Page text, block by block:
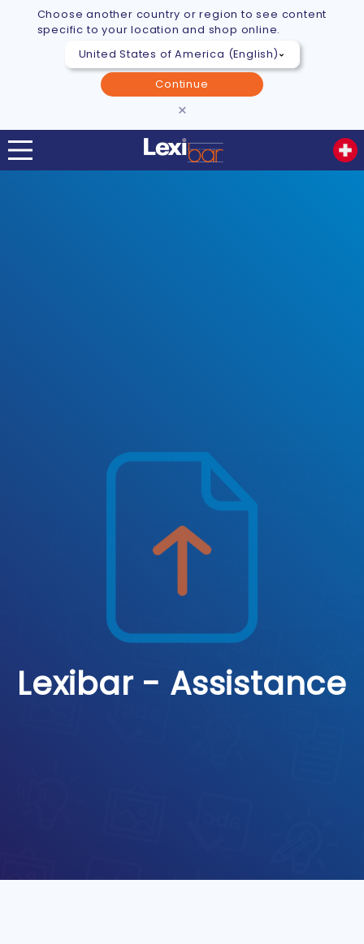
Choose another country or region to see content
specific to your location and shop online.
Continue
×
Lexibar - Assistance